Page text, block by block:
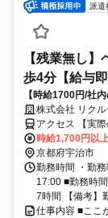
派遣
【残業無し
歩4分【給与即
【時給1700円/社
勤務時間選べる】
株式会社 リク
アクセス 【実
京丹後市など)
時給1,700円以上
京都府宇治市
勤務時間 ・勤
17:00 ■勤務時
7時間 【備考】
仕事内容 ■ここ